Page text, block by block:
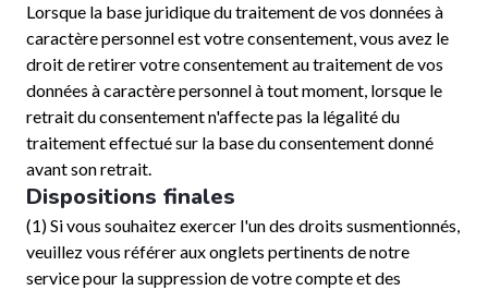
Lorsque la base juridique du traitement de vos données à
caractère personnel est votre consentement, vous avez le
droit de retirer votre consentement au traitement de vos
données à caractère personnel à tout moment, lorsque le
retrait du consentement n'affecte pas la légalité du
traitement effectué sur la base du consentement donné
avant son retrait.
Dispositions finales
(1) Si vous souhaitez exercer l'un des droits susmentionnés,
veuillez vous référer aux onglets pertinents de notre
service pour la suppression de votre compte et des